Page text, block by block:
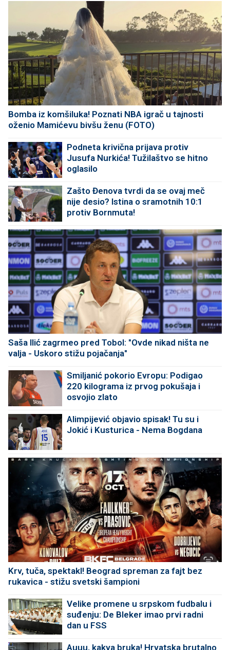
Bomba iz komšiluka! Poznati NBA igrač u tajnosti
oženio Mamićevu bivšu ženu (FOTO)
Podneta krivična prijava protiv
Jusufa Nurkića! Tužilaštvo se hitno
oglasilo
Zašto Đenova tvrdi da se ovaj meč
nije desio? Istina o sramotnih 10:1
protiv Bornmuta!
Saša Ilić zagrmeo pred Tobol: "Ovde nikad ništa ne
valja - Uskoro stižu pojačanja"
Smiljanić pokorio Evropu: Podigao
220 kilograma iz prvog pokušaja i
osvojio zlato
Alimpijević objavio spisak! Tu su i
Jokić i Kusturica - Nema Bogdana
Krv, tuča, spektakl! Beograd spreman za fajt bez
rukavica - stižu svetski šampioni
Velike promene u srpskom fudbalu i
suđenju: De Bleker imao prvi radni
dan u FSS
Auuu, kakva bruka! Hrvatska brutalno